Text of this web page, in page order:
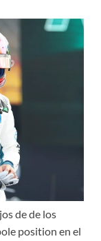
de de los
position en el